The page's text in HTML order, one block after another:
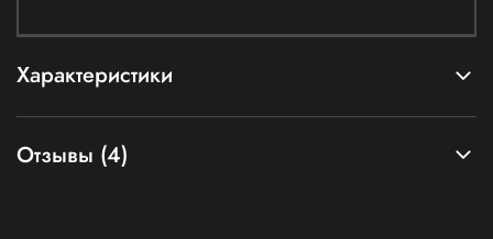
Характеристики
Отзывы (4)